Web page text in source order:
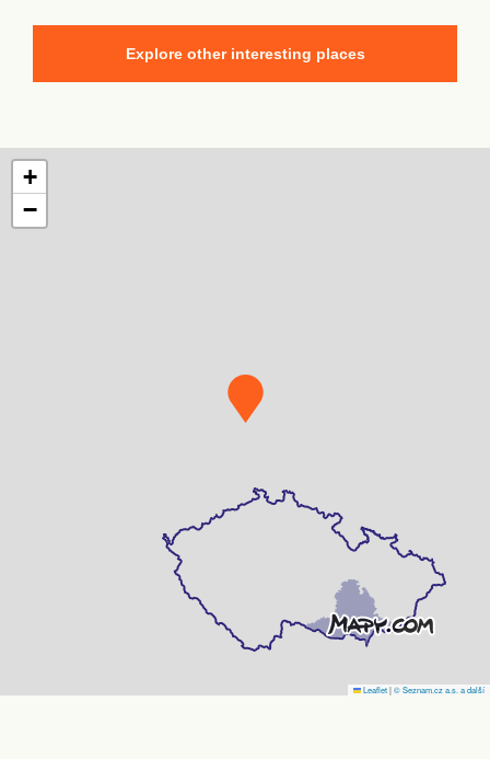
Explore other interesting places
+
−
Leaflet|© Seznam.cz a.s. a další